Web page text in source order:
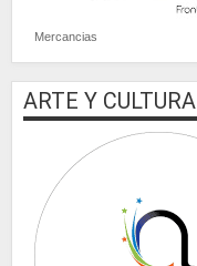
Mercancias
ARTE Y CULTURA